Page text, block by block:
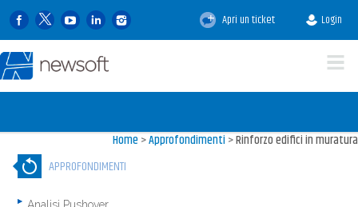
Apri un ticket Login
Home>Approfondimenti>Rinforzo edifici in muratura
APPROFONDIMENTI